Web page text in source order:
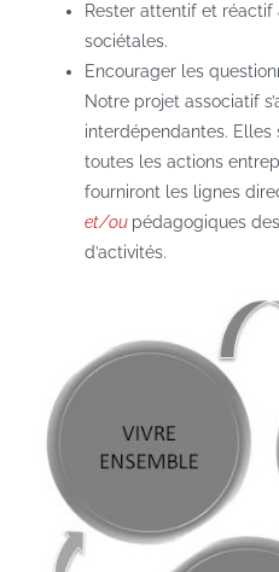
Rester attentif et réactif
sociétales.
Encourager les
Notre projet associatif
interdépendantes. Elles
toutes les actions
fourniront les lignes
et/ou pédagogiques
d’activités.